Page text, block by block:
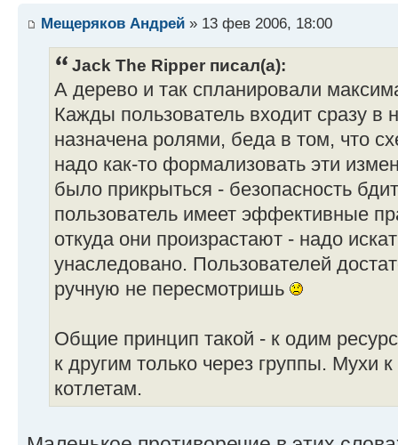
Мещеряков Андрей » 13 фев 2006, 18:00
Jack The Ripper писал(а):
А дерево и так спланировали
Кажды пользователь входит сразу в
назначена ролями, беда в том, что
надо как-то формализовать эти
было прикрыться - безопасность
пользователь имеет эффективные
откуда они произрастают - надо
унаследовано. Пользователей
ручную не пересмотришь
Общие принцип такой - к одим
к другим только через группы. Мухи
котлетам.